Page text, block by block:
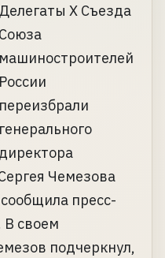
Делегаты X Съезда
Союза
машиностроителей
России
переизбрали
генерального
директора
Чемезова
пресс-
В своем
подчеркнул,